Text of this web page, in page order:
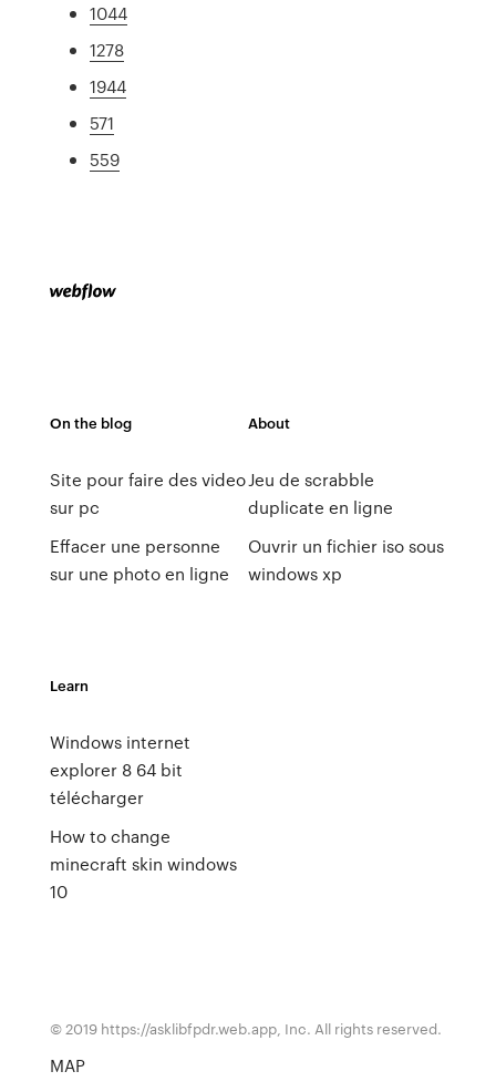
1044
1278
1944
571
559
On the blog
Site pour faire des video
sur pc
Effacer une personne
sur une photo en ligne
About
Jeu de scrabble
duplicate en ligne
Ouvrir un fichier iso sous
windows xp
Learn
Windows internet
explorer 8 64 bit
télécharger
How to change
minecraft skin windows
10
© 2019 https://asklibfpdr.web.app, Inc. All rights reserved.
MAP